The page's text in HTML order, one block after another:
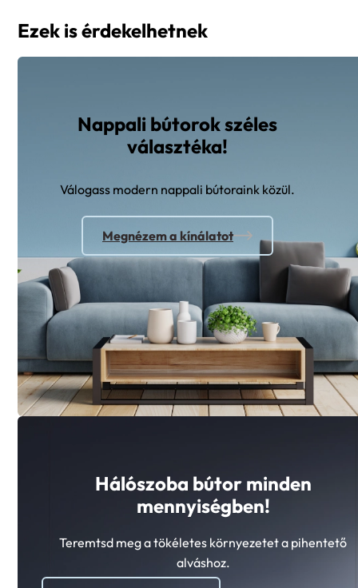
Ezek is érdekelhetnek
Nappali bútorok széles
választéka!
Válogass modern nappali bútoraink közül.
Megnézem a kínálatot
Hálószoba bútor minden
mennyiségben!
Teremtsd meg a tökéletes környezetet a pihentető
alváshoz.